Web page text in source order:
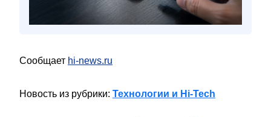
Сообщает hi-news.ru
Новость из рубрики: Технологии и Hi-Tech